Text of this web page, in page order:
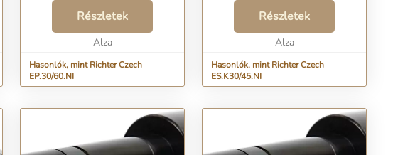
Részletek
Alza
Hasonlók, mint Richter Czech
EP.30/60.NI
Részletek
Alza
Hasonlók, mint Richter Czech
ES.K30/45.NI